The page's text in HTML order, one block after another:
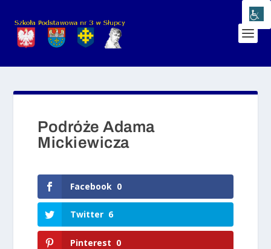
Podróże Adama
Mickiewicza
Facebook 0
Twitter 6
Pinterest 0